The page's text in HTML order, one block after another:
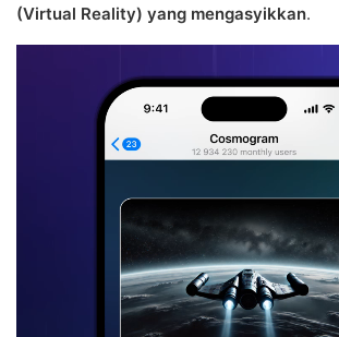
(Virtual Reality) yang mengasyikkan.